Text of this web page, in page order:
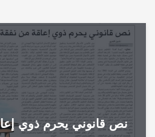
نص قانوني يحرم ذوي